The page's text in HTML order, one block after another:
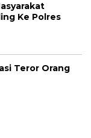
Ke Polres
Teror Orang